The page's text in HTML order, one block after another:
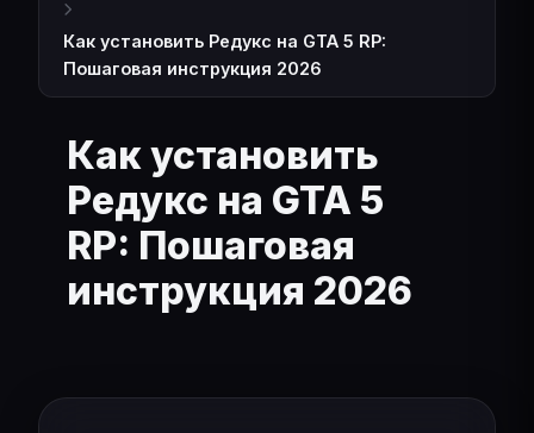
Как установить Редукс на GTA 5 RP:
Пошаговая инструкция 2026
Как установить
Редукс на GTA 5
RP: Пошаговая
инструкция 2026